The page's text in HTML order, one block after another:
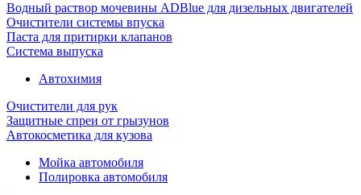
Водный раствор мочевины ADBlue для дизельных двигателей
Очистители системы впуска
Паста для притирки клапанов
Система выпуска
Автохимия
Очистители для рук
Защитные спреи от грызунов
Автокосметика для кузова
Мойка автомобиля
Полировка автомобиля